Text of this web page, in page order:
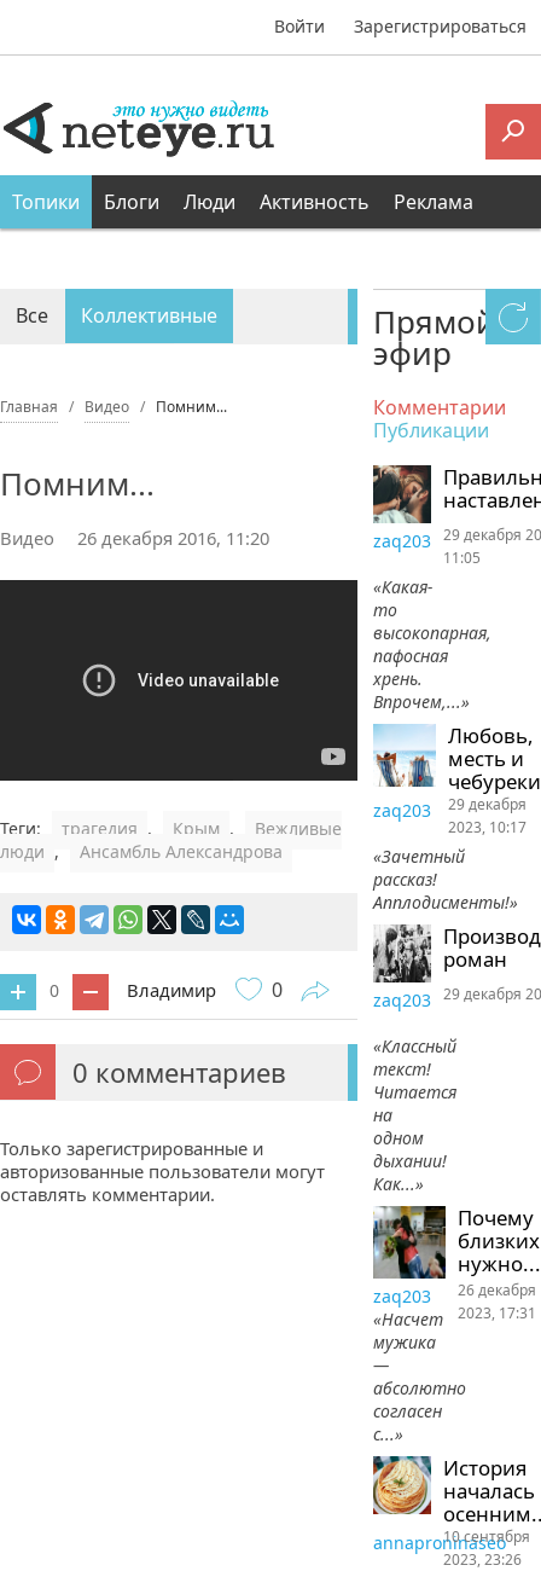
Войти Зарегистрироваться
Топики Блоги Люди Активность Реклама
Все Коллективные
Главная Видео Помним...
Помним...
Видео 26 декабря 2016, 11:20
Теги: трагедия , Крым ,
Вежливые
люди , Ансамбль Александрова
0 Владимир 0
0 комментариев
Только зарегистрированные и
авторизованные пользователи могут
оставлять комментарии.
Прямой
эфир
Комментарии
Публикации
zaq203
«Какая-
то
высокопарная,
пафосная
хрень.
Впрочем,...»
29 декабря
11:05
Любовь,
месть и
чебуреки
zaq203
«Зачетный
рассказ!
Апплодисменты!»
29 декабря
2023, 10:17
роман
zaq203
«Классный
текст!
Читается
на
одном
дыхании!
Как...»
29 декабря
Почему
близких
нужно...
zaq203
«Насчет
мужика
—
абсолютно
согласен
с...»
26 декабря
2023, 17:31
История
началась
annaproninaseo
10 сентября
2023, 23:26